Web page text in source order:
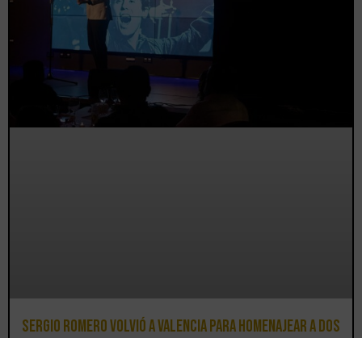
Sergio Romero volvió a Valencia para homenajear a dos